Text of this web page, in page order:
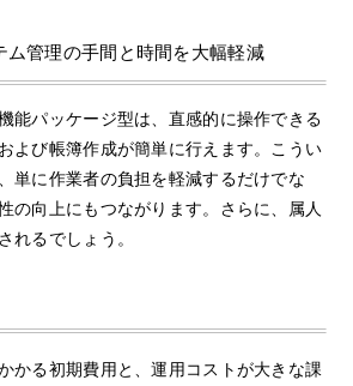
ム管理の手間と時間を大幅軽減
能パッケージ型は、直感的に操作できる
よび帳簿作成が簡単に行えます。こうい
単に作業者の負担を軽減するだけでな
の向上にもつながります。さらに、属人
れるでしょう。
かる初期費用と、運用コストが大きな課